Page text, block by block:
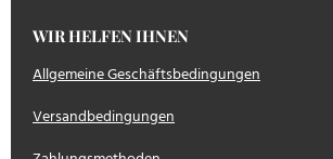
WIR HELFEN IHNEN
Allgemeine Geschäftsbedingungen
Versandbedingungen